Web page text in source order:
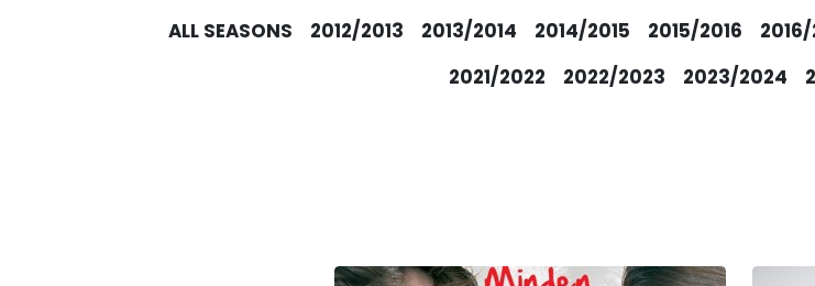
ALL SEASONS 2012/2013 2013/2014 2014/2015 2015/2016 2016/
2021/2022
2022/2023 2023/2024